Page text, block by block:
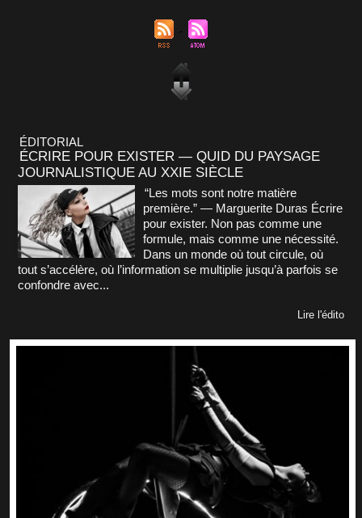
ÉDITORIAL
ÉCRIRE POUR EXISTER — QUID DU PAYSAGE
JOURNALISTIQUE AU XXIE SIÈCLE
“Les mots sont notre matière
première.” — Marguerite Duras Écrire
pour exister. Non pas comme une
formule, mais comme une nécessité.
Dans un monde où tout circule, où
tout s’accélère, où l’information se multiplie jusqu’à parfois se
confondre avec...
Lire l'édito